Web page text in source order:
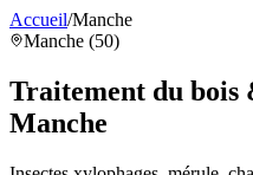
Accueil/Manche
Manche (50)
Traitement du bois
Manche